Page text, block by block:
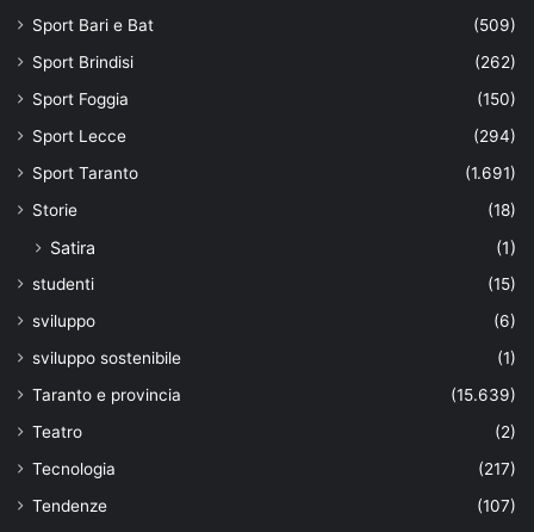
Sport Bari e Bat
(509)
Sport Brindisi
(262)
Sport Foggia
(150)
Sport Lecce
(294)
Sport Taranto
(1.691)
Storie
(18)
Satira (1)
studenti
(15)
sviluppo
(6)
sviluppo sostenibile
(1)
Taranto e provincia
(15.639)
Teatro
(2)
Tecnologia
(217)
Tendenze
(107)